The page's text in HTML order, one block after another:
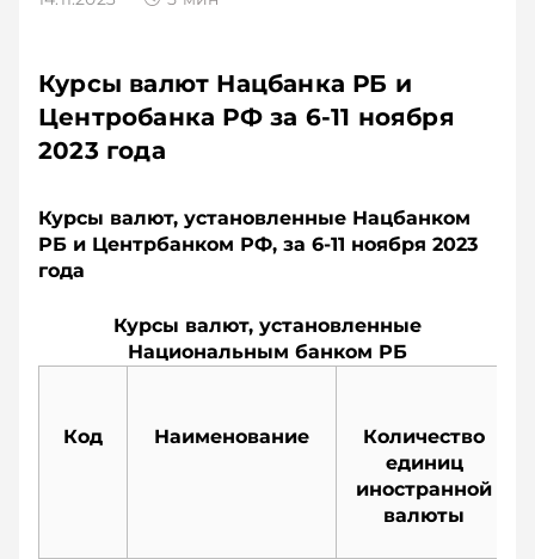
Курсы валют Нацбанка РБ и
Центробанка РФ за 6-11 ноября
2023 года
Курсы валют, установленные Нацбанком
РБ и Центрбанком РФ, за 6-11 ноября 2023
года
Курсы валют, установленные
Национальным банком РБ
Код Наименование
Количество
единиц
иностранной
валюты